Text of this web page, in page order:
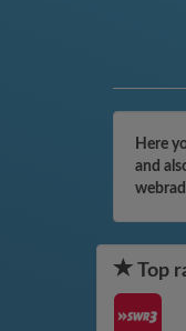
Here
and
Top